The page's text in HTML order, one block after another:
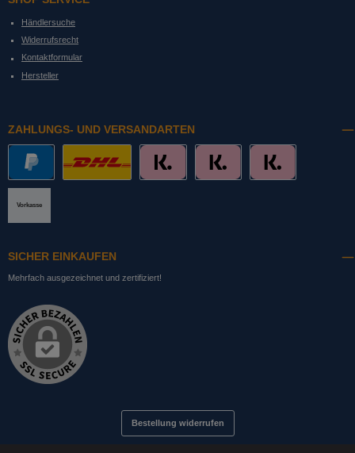
Händlersuche
Widerrufsrecht
Kontaktformular
Hersteller
ZAHLUNGS- UND VERSANDARTEN
Vorkasse
SICHER EINKAUFEN
Mehrfach ausgezeichnet und zertifiziert!
Bestellung widerrufen